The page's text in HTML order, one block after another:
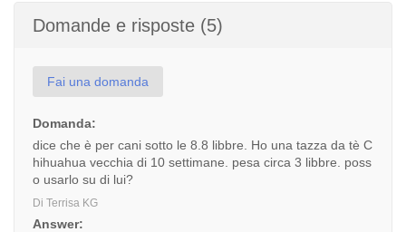
Domande e risposte (5)
Fai una domanda
Domanda:
dice che è per cani sotto le 8.8 libbre. Ho una tazza da tè C
hihuahua vecchia di 10 settimane. pesa circa 3 libbre. poss
o usarlo su di lui?
Di Terrisa KG
Answer: